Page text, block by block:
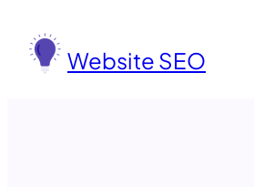
konten
Website SEO